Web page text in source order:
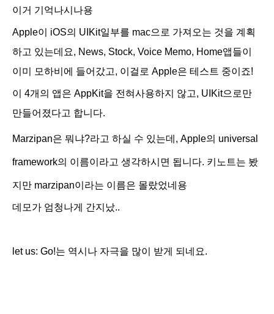
이거 기억나시나용
Apple이 iOS의 UIKit일부를 mac으로 가져오는 것을 계획
하고 있는데요, News, Stock, Voice Memo, Home앱들이
이미 모하비에 들어갔고, 이걸로 Apple은 테스트 중이죠!
이 4개의 앱은 AppKit을 전혀사용하지 않고, UIKit으로만
만들어졌다고 합니다.
Marzipan은 뭐냐?라고 하실 수 있는데, Apple의 universal
framework의 이름이라고 생각하시면 됩니다. 키노트는 봤
지만 marzipan이라는 이름은 몰랐었네용
데모가 엄청나게 간지났..
let us: Go!는 역시나 자극을 많이 받게 되네요.